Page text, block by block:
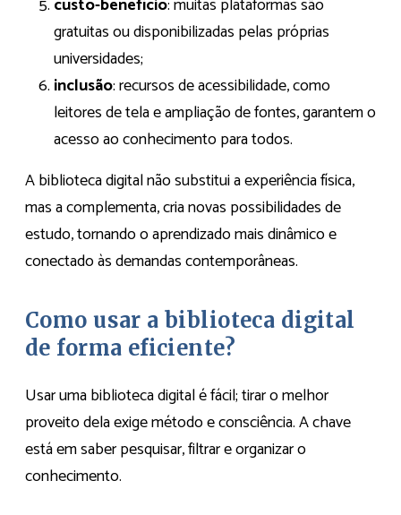
gratuitas ou disponibilizadas pelas próprias
universidades;
inclusão: recursos de acessibilidade, como
leitores de tela e ampliação de fontes, garantem o
acesso ao conhecimento para todos.
A biblioteca digital não substitui a experiência física,
mas a complementa, cria novas possibilidades de
estudo, tornando o aprendizado mais dinâmico e
conectado às demandas contemporâneas.
Como usar a biblioteca digital
de forma eficiente?
Usar uma biblioteca digital é fácil; tirar o melhor
proveito dela exige método e consciência. A chave
está em saber pesquisar, filtrar e organizar o
conhecimento.